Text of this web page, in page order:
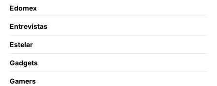
Edomex
Entrevistas
Estelar
Gadgets
Gamers